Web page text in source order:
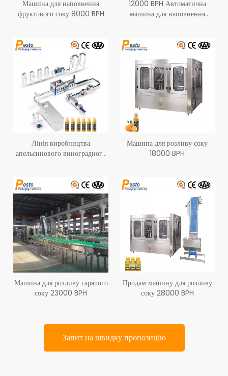
Машина для наповнення
фруктового соку 8000 BPH
12000 BPH Автоматична
машина для наповнення
Лінія виробництва
апельсинового виноградного
Машина для розливу соку
18000 BPH
Машина для розливу гарячого
соку 23000 BPH
Продам машину для розливу
соку 28000 BPH
Запит на швидку пропозицію